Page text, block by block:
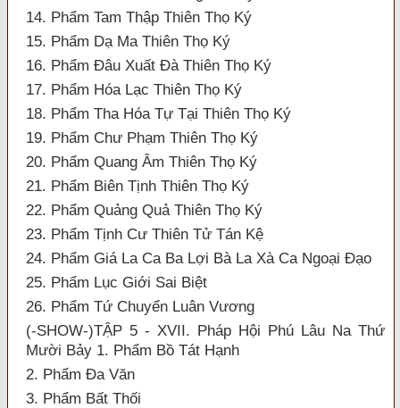
14. Phẩm Tam Thập Thiên Thọ Ký
15. Phẩm Dạ Ma Thiên Thọ Ký
16. Phẩm Đâu Xuất Đà Thiên Thọ Ký
17. Phẩm Hóa Lạc Thiên Thọ Ký
18. Phẩm Tha Hóa Tự Tại Thiên Thọ Ký
19. Phẩm Chư Phạm Thiên Thọ Ký
20. Phẩm Quang Âm Thiên Thọ Ký
21. Phẩm Biên Tịnh Thiên Thọ Ký
22. Phẩm Quảng Quả Thiên Thọ Ký
23. Phẩm Tịnh Cư Thiên Tử Tán Kệ
24. Phẩm Giá La Ca Ba Lợi Bà La Xà Ca Ngoại Đạo
25. Phẩm Lục Giới Sai Biệt
26. Phẩm Tứ Chuyển Luân Vương
(-SHOW-)TẬP 5 - XVII. Pháp Hội Phú Lâu Na Thứ
Mười Bảy 1. Phẩm Bồ Tát Hạnh
2. Phẩm Đa Văn
3. Phẩm Bất Thối